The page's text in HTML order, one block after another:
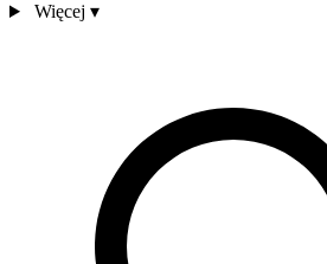
Więcej ▾